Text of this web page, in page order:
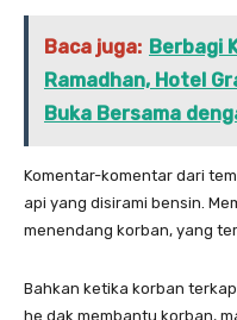
Baca juga: Berbagi
Ramadhan, Hotel
Buka Bersama
Komentar-komentar dari
api yang disirami bensin.
menendang korban, yang
Bahkan ketika korban
he dak membantu korban,